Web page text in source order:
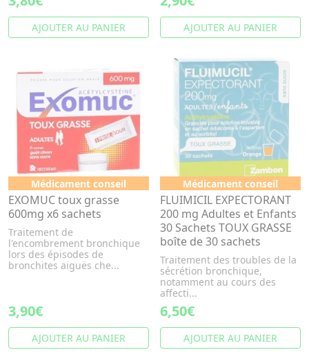
AJOUTER AU PANIER AJOUTER AU PANIER
Médicament conseil
EXOMUC toux grasse
600mg x6 sachets
Traitement de
l'encombrement bronchique
lors des épisodes de
bronchites aiguës che...
3,90€
AJOUTER AU PANIER
Médicament conseil
FLUIMICIL EXPECTORANT
200 mg Adultes et Enfants
30 Sachets TOUX GRASSE
boîte de 30 sachets
Traitement des troubles de la
sécrétion bronchique,
notamment au cours des
affecti...
6,50€
AJOUTER AU PANIER